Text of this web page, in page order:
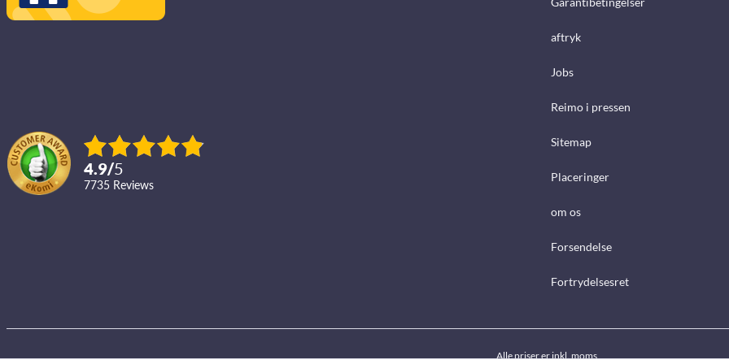
4.9/5
7735 reviews
aftryk
Jobs
Reimo i pressen
Sitemap
Placeringer
om os
Forsendelse
Fortrydelsesret
Alle priser er inkl. moms